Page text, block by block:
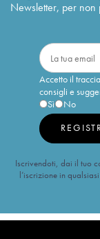
Newsletter, per non
Accetto il
consigli e
Sì
No
Iscrivendoti, dai il tuo
l’iscrizione in